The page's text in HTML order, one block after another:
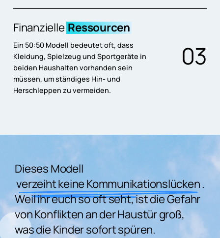
Finanzielle Ressourcen
Ein 50:50 Modell bedeutet oft, dass
Kleidung, Spielzeug und Sportgeräte in
beiden Haushalten vorhanden sein
müssen, um ständiges Hin- und
Herschleppen zu vermeiden.
03
Dieses Modell
verzeiht keine Kommunikationslücken.
Weil ihr euch so oft seht, ist die Gefahr
von Konflikten an der Haustür groß,
was die Kinder sofort spüren.